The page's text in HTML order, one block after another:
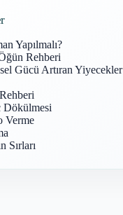
Yapılmalı?
Rehberi
Gücü Artıran Yiyecekler
Dökülmesi
Verme
Sırları